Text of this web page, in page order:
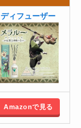
ディフューザー
Amazonで見る